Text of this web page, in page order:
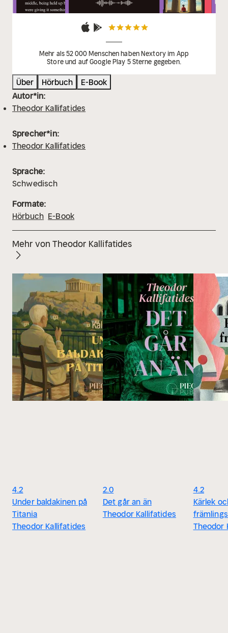
Mehr als 52 000 Menschen haben Nextory im App
Store und auf Google Play 5 Sterne gegeben.
Über Hörbuch
E-Book
Autor*in:
Theodor Kallifatides
Sprecher*in:
Theodor Kallifatides
Sprache:
Schwedisch
Formate:
Hörbuch E-Book
Mehr von Theodor Kallifatides
4.2
Under baldakinen på
Titania
Theodor Kallifatides
2.0
Det går an än
Theodor Kallifatides
4.2
Kärlek
Theodor